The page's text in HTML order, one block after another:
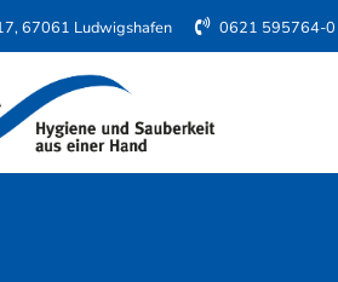
67061 Ludwigshafen 0621 595764-0